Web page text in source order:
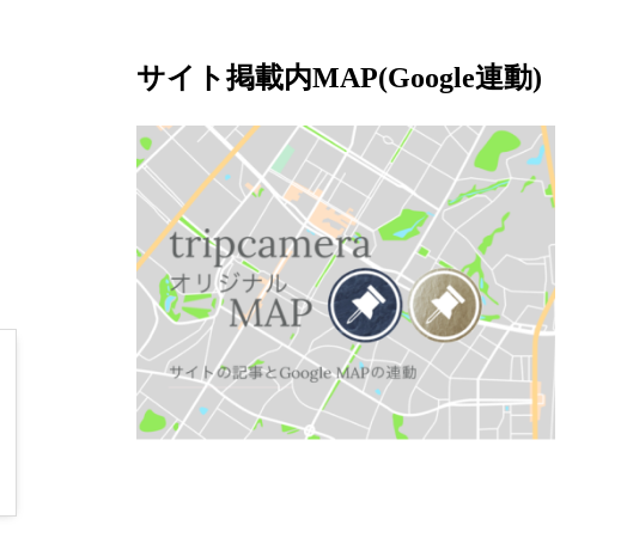
サイト掲載内MAP(Google連動)